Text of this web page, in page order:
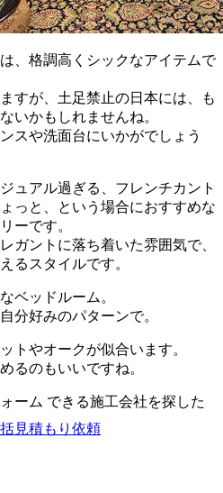
、格調高くシックなアイテムで
すが、土足禁止の日本には、も
いかもしれませんね。
スや洗面台にいかがでしょう
ュアル過ぎる、フレンチカント
っと、という場合におすすめな
ーです。
ガントに落ち着いた雰囲気で、
るスタイルです。
ベッドルーム。
分好みのパターンで。
トやオークが似合います。
るのもいいですね。
ーム できる施工会社を探した
見積もり依頼